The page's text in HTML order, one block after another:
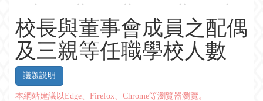
校長與董事會成員之配偶
及三親等任職學校人數
議題說明
本網站建議以Edge、Firefox、Chrome等瀏覽器瀏覽。